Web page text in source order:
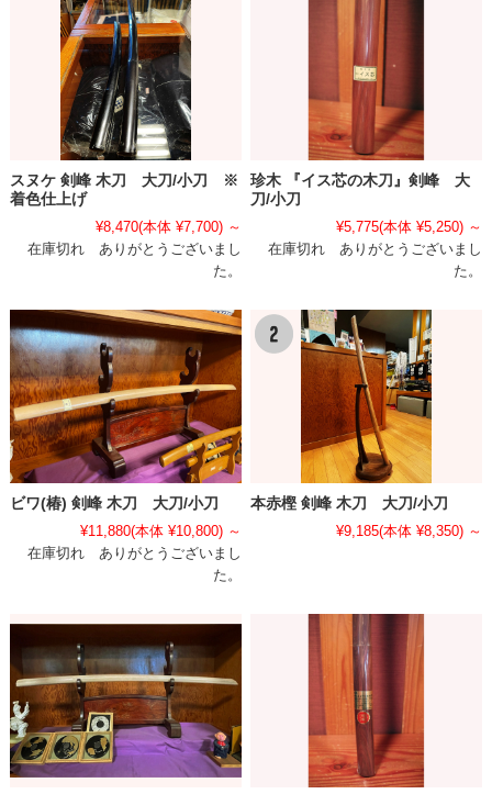
スヌケ 剣峰 木刀 大刀/小刀 ※
着色仕上げ
¥8,470(本体 ¥7,700) ～
在庫切れ ありがとうございまし
た。
珍木 『イス芯の木刀』剣峰 大
刀/小刀
¥5,775(本体 ¥5,250) ～
在庫切れ ありがとうございまし
た。
ビワ(椿) 剣峰 木刀 大刀/小刀
¥11,880(本体 ¥10,800) ～
在庫切れ ありがとうございまし
た。
本赤樫 剣峰 木刀 大刀/小刀
¥9,185(本体 ¥8,350) ～